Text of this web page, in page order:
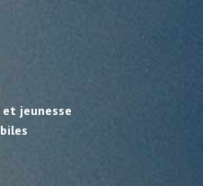
jeunesse